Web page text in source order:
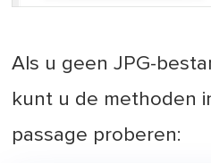
Als u geen JPG-
kunt u de methoden
passage proberen: